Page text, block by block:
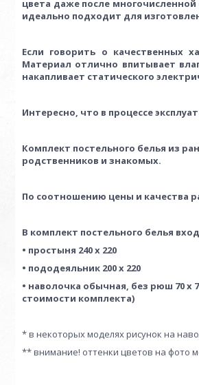
цвета даже после многочисленной
идеально подходит для
Если говорить о качественных
Материал отлично впитывает
накапливает статического
Интересно, что в процессе
Комплект постельного белья из
родственников и знакомых.
По соотношению цены и качества
В комплект постельного белья
• простыня 240 х 220
• пододеяльник 200 х 220
• наволочка обычная, без рюш 70 х
стоимости комплекта)
* в некоторых моделях рисунок на
** внимание! оттенки цветов на фото